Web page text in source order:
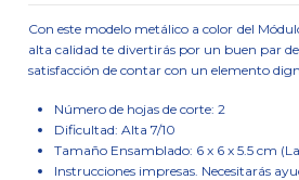
Con este modelo metálico a color del
alta calidad te divertirás por un buen par
satisfacción de contar con un elemento
Número de hojas de corte: 2
Dificultad: Alta 7/10
Tamaño Ensamblado: 6 x 6 x 5.5 cm
Instrucciones impresas. Necesitarás